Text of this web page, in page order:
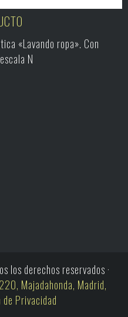
«Lavando ropa». Con
N
los derechos reservados ·
Majadahonda, Madrid,
Privacidad